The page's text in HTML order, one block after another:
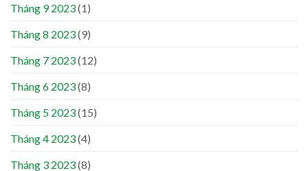
Tháng 9 2023(1)
Tháng 8 2023(9)
Tháng 7 2023(12)
Tháng 6 2023(8)
Tháng 5 2023(15)
Tháng 4 2023(4)
Tháng 3 2023(8)